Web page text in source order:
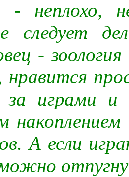
- неплохо,
следует
-
нравится
за играми и
А если
можно